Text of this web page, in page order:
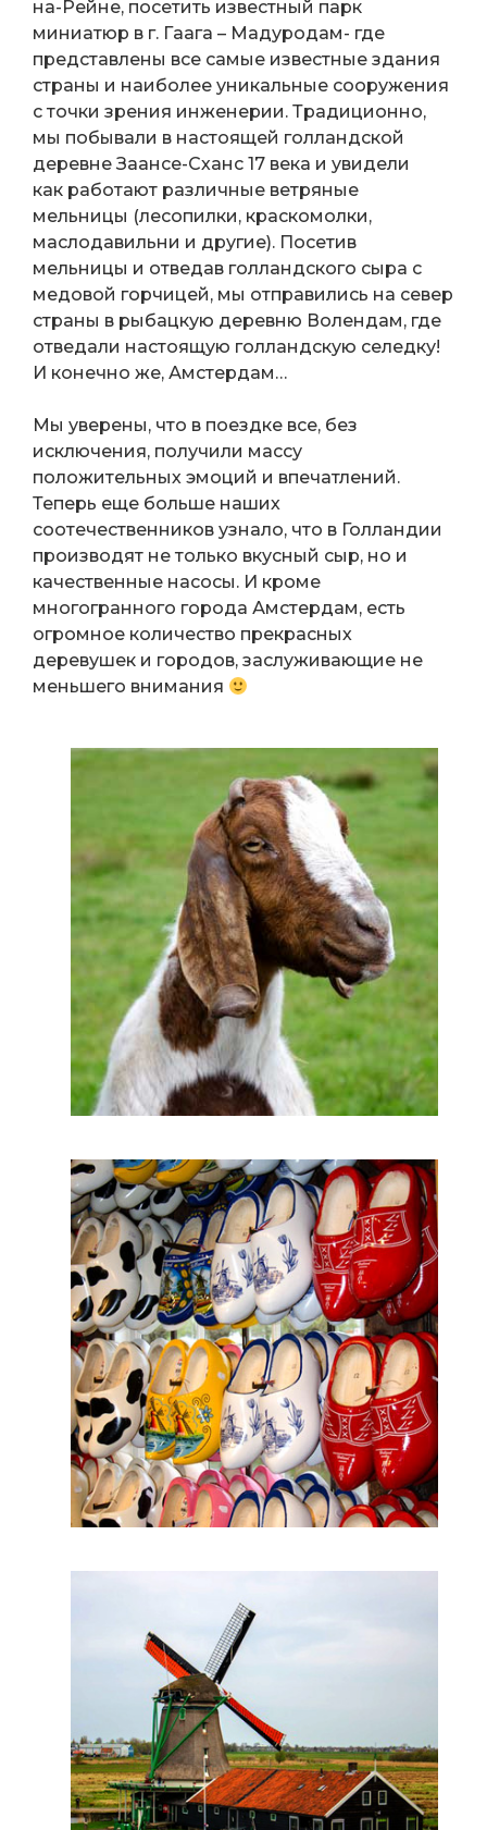
на-Рейне, посетить известный парк
миниатюр в г. Гаага – Мадуродам- где
представлены все самые известные здания
страны и наиболее уникальные сооружения
с точки зрения инженерии. Традиционно,
мы побывали в настоящей голландской
деревне Заансе-Сханс 17 века и увидели
как работают различные ветряные
мельницы (лесопилки, краскомолки,
маслодавильни и другие). Посетив
мельницы и отведав голландского сыра с
медовой горчицей, мы отправились на север
страны в рыбацкую деревню Волендам, где
отведали настоящую голландскую селедку!
И конечно же, Амстердам…
Мы уверены, что в поездке все, без
исключения, получили массу
положительных эмоций и впечатлений.
Теперь еще больше наших
соотечественников узнало, что в Голландии
производят не только вкусный сыр, но и
качественные насосы. И кроме
многогранного города Амстердам, есть
огромное количество прекрасных
деревушек и городов, заслуживающие не
меньшего внимания